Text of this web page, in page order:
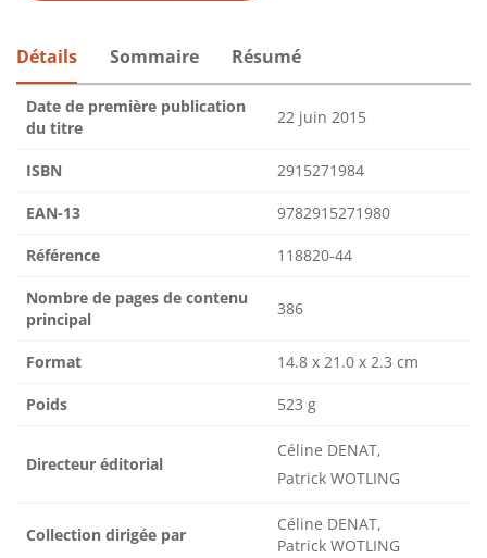
Détails Sommaire Résumé
Date de première publication
du titre
22 juin 2015
ISBN 2915271984
EAN-13 9782915271980
Référence 118820-44
Nombre de pages de contenu
principal
386
Format 14.8 x 21.0 x 2.3 cm
Poids 523 g
Directeur éditorial
Céline DENAT,
Patrick WOTLING
Collection dirigée par
Céline DENAT,
Patrick WOTLING